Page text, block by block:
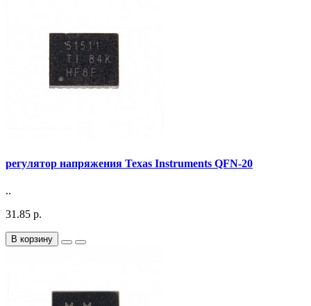
регулятор напряжения Texas Instruments QFN-20
..
31.85 р.
В корзину